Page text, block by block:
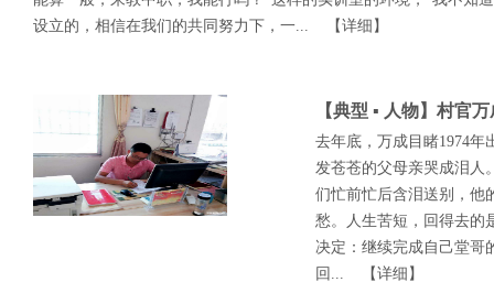
设立的，相信在我们的共同努力下，一...
【详细】
【典型 ▪ 人物】村官
去年底，万成目睹1974
发苍苍的父母亲哭成泪人
们忙前忙后含泪送别，他
愁。人生苦短，回得去的
决定：继续完成自己堂哥
回...
【详细】